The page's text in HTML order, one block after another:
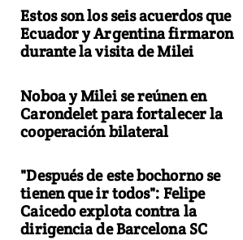
Estos son los seis acuerdos que
Ecuador y Argentina firmaron
durante la visita de Milei
Noboa y Milei se reúnen en
Carondelet para fortalecer la
cooperación bilateral
"Después de este bochorno se
tienen que ir todos": Felipe
Caicedo explota contra la
dirigencia de Barcelona SC